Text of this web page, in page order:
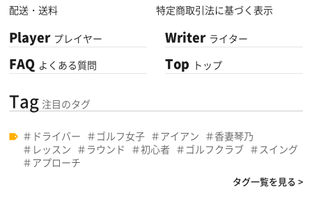
配送・送料
特定商取引法に基づく表示
Player プレイヤー
FAQ よくある質問
Writer ライター
Top トップ
Tag 注目のタグ
ドライバー ゴルフ女子 アイアン
香妻琴乃
レッスン
ラウンド 初心者 ゴルフクラブ
スイング
アプローチ
タグ一覧を見る >